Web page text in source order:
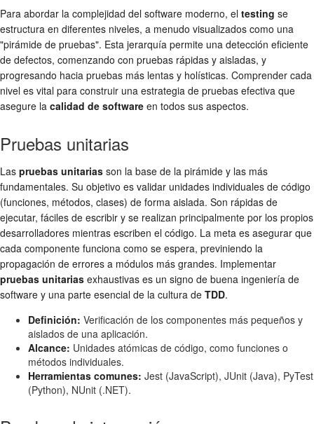
Para abordar la complejidad del software moderno, el testing se
estructura en diferentes niveles, a menudo visualizados como una
"pirámide de pruebas". Esta jerarquía permite una detección eficiente
de defectos, comenzando con pruebas rápidas y aisladas, y
progresando hacia pruebas más lentas y holísticas. Comprender cada
nivel es vital para construir una estrategia de pruebas efectiva que
asegure la calidad de software en todos sus aspectos.
Pruebas unitarias
Las pruebas unitarias son la base de la pirámide y las más
fundamentales. Su objetivo es validar unidades individuales de código
(funciones, métodos, clases) de forma aislada. Son rápidas de
ejecutar, fáciles de escribir y se realizan principalmente por los propios
desarrolladores mientras escriben el código. La meta es asegurar que
cada componente funciona como se espera, previniendo la
propagación de errores a módulos más grandes. Implementar
pruebas unitarias exhaustivas es un signo de buena ingeniería de
software y una parte esencial de la cultura de TDD.
Definición: Verificación de los componentes más pequeños y
aislados de una aplicación.
Alcance: Unidades atómicas de código, como funciones o
métodos individuales.
Herramientas comunes: Jest (JavaScript), JUnit (Java), PyTest
(Python), NUnit (.NET).